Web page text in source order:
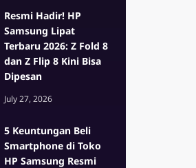
Resmi Hadir! HP
Samsung Lipat
Terbaru 2026: Z Fold 8
dan Z Flip 8 Kini Bisa
Dipesan
July 27, 2026
5 Keuntungan Beli
Smartphone di Toko
HP Samsung Resmi